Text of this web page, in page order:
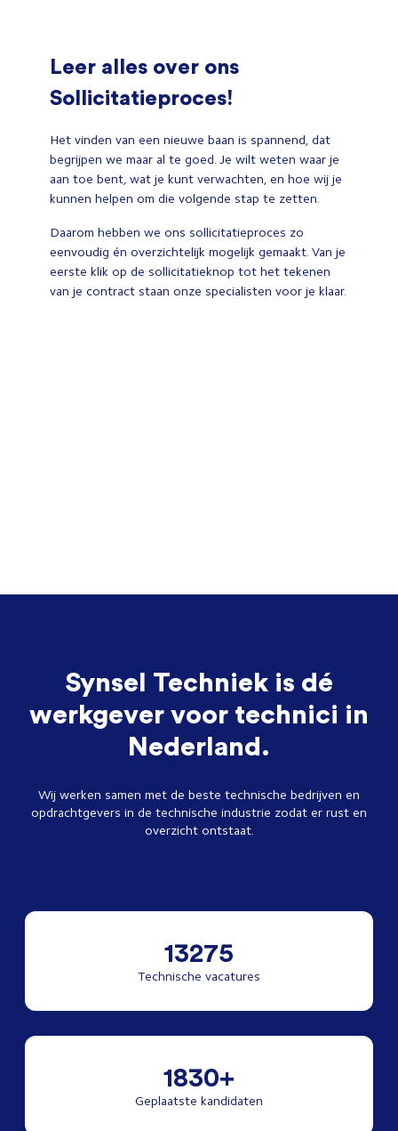
Leer alles over ons
Sollicitatieproces!
Het vinden van een nieuwe baan is spannend, dat
begrijpen we maar al te goed. Je wilt weten waar je
aan toe bent, wat je kunt verwachten, en hoe wij je
kunnen helpen om die volgende stap te zetten.
Daarom hebben we ons sollicitatieproces zo
eenvoudig én overzichtelijk mogelijk gemaakt. Van je
eerste klik op de sollicitatieknop tot het tekenen
van je contract staan onze specialisten voor je klaar.
Synsel Techniek is dé
werkgever voor technici in
Nederland.
Wij werken samen met de beste technische bedrijven en
opdrachtgevers in de technische industrie zodat er rust en
overzicht ontstaat.
13275
Technische vacatures
1830+
Geplaatste kandidaten